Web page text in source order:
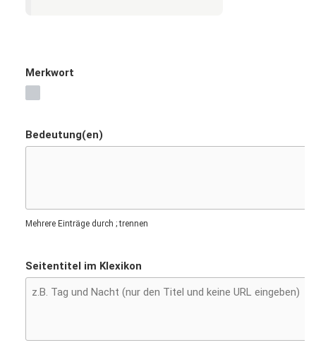
Merkwort
Bedeutung(en)
Mehrere Einträge durch ; trennen
Seitentitel im Klexikon